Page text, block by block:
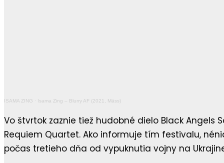
ISAMA ZING · Isama Zing – Blurry AF (2021, Mäss)
Vo štvrtok zaznie tiež hudobné dielo Black
Requiem Quartet. Ako informuje tím festivalu,
počas tretieho dňa od vypuknutia vojny na